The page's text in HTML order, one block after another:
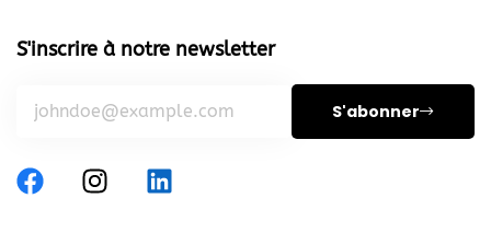
S'inscrire à notre newsletter
S'abonner